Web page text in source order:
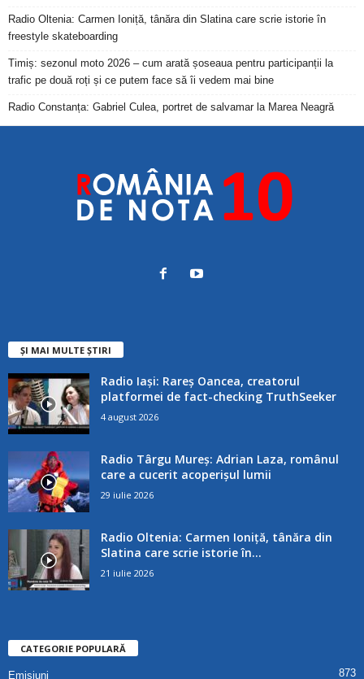
Radio Oltenia: Carmen Ioniță, tânăra din Slatina care scrie istorie în
freestyle skateboarding
Timiș: sezonul moto 2026 – cum arată șoseaua pentru participanții la
trafic pe două roți și ce putem face să îi vedem mai bine
Radio Constanța: Gabriel Culea, portret de salvamar la Marea Neagră
ȘI MAI MULTE ȘTIRI
Radio Iași: Rareș Oancea, creatorul
platformei de fact-checking TruthSeeker
4 august 2026
Radio Târgu Mureș: Adrian Laza, românul
care a cucerit acoperișul lumii
29 iulie 2026
Radio Oltenia: Carmen Ioniță, tânăra din
Slatina care scrie istorie în...
21 iulie 2026
CATEGORIE POPULARĂ
Emisiuni 873